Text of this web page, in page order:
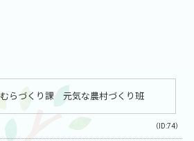
むらづくり課 元気な農村づくり班
（ID:74）